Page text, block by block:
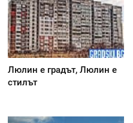
Люлин е градът, Люлин е
стилът